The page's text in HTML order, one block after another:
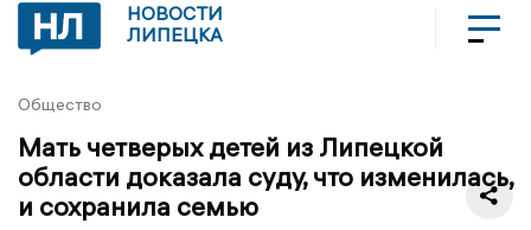
НОВОСТИ
ЛИПЕЦКА
Общество
Мать четверых детей из Липецкой
области доказала суду, что изменилась,
и сохранила семью